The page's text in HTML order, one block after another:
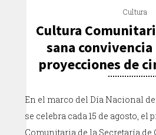
Cultura
Cultura
sana
proyecciones de
En el marco del Día Nacional
se celebra cada 15 de agosto, el
Comunitaria de la Secretaría de